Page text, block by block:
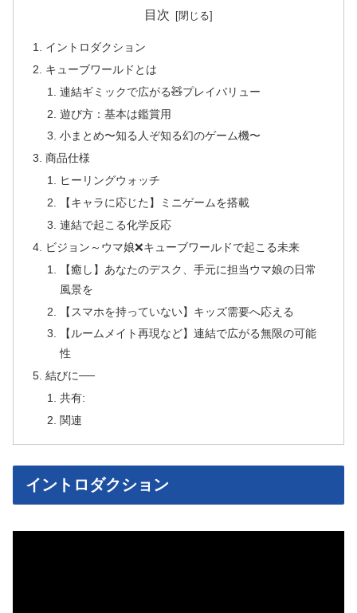
目次
イントロダクション
キューブワールドとは
連結ギミックで広がる🧸プレイバリュー
遊び方：基本は鑑賞用
小まとめ〜知る人ぞ知る幻のゲーム機〜
商品仕様
ヒーリングウォッチ
【キャラに応じた】ミニゲームを搭載
連結で起こる化学反応
ビジョン～ウマ娘❌キューブワールドで起こる未来
【癒し】あなたのデスク、手元に担当ウマ娘の日常
風景を
【スマホを持っていない】キッズ需要へ応える
【ルームメイト再現など】連結で広がる無限の可能
性
結びに──
共有:
関連
イントロダクション